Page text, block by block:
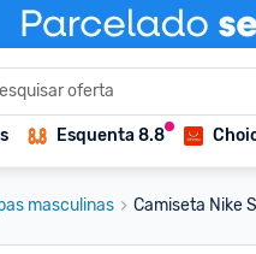
Esquenta 8.8
masculinas Camiseta Nike